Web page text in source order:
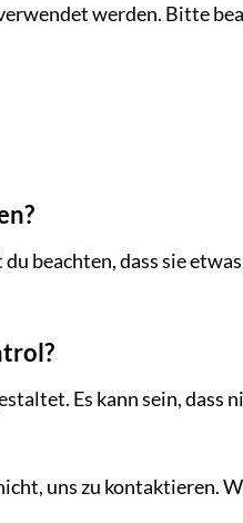
werden. Bitte
beachten, dass sie
Es kann sein, dass
uns zu kontaktieren.